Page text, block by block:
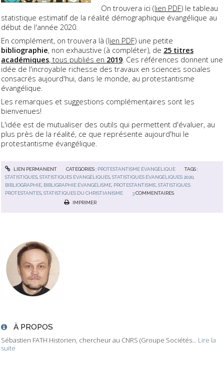
À PROPOS
Sébastien FATH Historien, chercheur au CNRS (Groupe Sociétés... Lire la
suite
On trouvera ici (lien PDF) le tableau
statistique estimatif de la réalité démographique évangélique au
début de l'année 2020.
En complément, on trouvera là (lien PDF) une petite
bibliographie, non exhaustive (à compléter), de 25 titres
académiques, tous publiés en 2019 . Ces références donnent une
idée de l'incroyable richesse des travaux en sciences sociales
consacrés aujourd'hui, dans le monde, au protestantisme
évangélique.
Les remarques et suggestions complémentaires sont les
bienvenues!
L'idée est de mutualiser des outils qui permettent d'évaluer, au
plus près de la réalité, ce que représente aujourd'hui le
protestantisme évangélique.
LIEN PERMANENT CATÉGORIES : PROTESTANTISME ÉVANGÉLIQUE
TAGS :
STATISTIQUES,STATISTIQUES ÉVANGÉLIQUES,STATISTIQUES ÉVANGÉLIQUES 2020,
BIBLIOGRAPHIE, BIBLIGRAPHIE ÉVANGÉLISME, PROTESTANTISME,STATISTIQUES
PROTESTANTES,STATISTIQUES DU CHRISTIANISME 3 COMMENTAIRES
IMPRIMER